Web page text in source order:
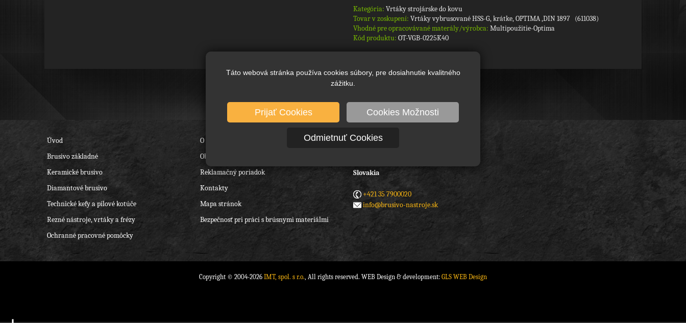
Táto webová stránka používa cookies súbory, pre dosiahnutie kvalitného
zážitku.
Prijať Cookies Cookies Možnosti
Odmietnuť Cookies
Kategória: Vrtáky strojárske do kovu
Tovar v zoskupení: Vrtáky vybrusované HSS-G, krátke, OPTIMA ,DIN 1897 (611038)
Vhodné pre opracovávané materály/výrobca: Multipoužitie-Optima
Kód produktu: OT-VGB-0225K40
Úvod
Brusivo základné
Keramické brusivo
Diamantové brusivo
Technické kefy a pílové kotúče
Rezné nástroje, vrtáky a frézy
Ochranné pracovné pomôcky
O nás
Obchodné podmienky
Reklamačný poriadok
Kontakty
Mapa stránok
Bezpečnosť pri práci s brúsnymi materiálmi
IMT spol. s r.o.
Slovakia
+421 35 7900020
info@brusivo-nastroje.sk
Copyright © 2004-2026 IMT, spol. s r.o., All rights reserved. WEB Design & development: GLS WEB Design